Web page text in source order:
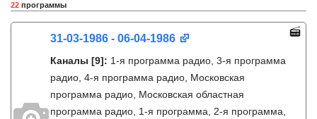
22 программы
31-03-1986 - 06-04-1986
Каналы [9]: 1-я программа радио, 3-я программа
радио, 4-я программа радио, Московская
программа радио, Московская областная
программа радио, 1-я программа, 2-я программа,